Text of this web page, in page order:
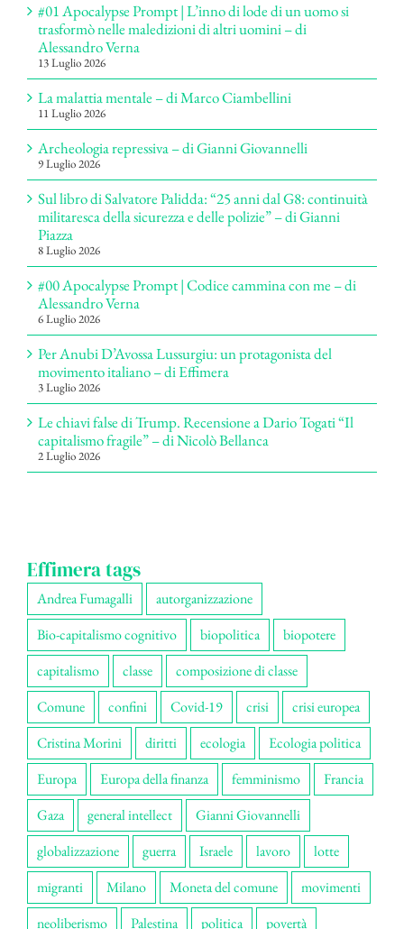
#01 Apocalypse Prompt | L’inno di lode di un uomo si
trasformò nelle maledizioni di altri uomini – di
Alessandro Verna
13 Luglio 2026
La malattia mentale – di Marco Ciambellini
11 Luglio 2026
Archeologia repressiva – di Gianni Giovannelli
9 Luglio 2026
Sul libro di Salvatore Palidda: “25 anni dal G8: continuità
militaresca della sicurezza e delle polizie” – di Gianni
Piazza
8 Luglio 2026
#00 Apocalypse Prompt | Codice cammina con me – di
Alessandro Verna
6 Luglio 2026
Per Anubi D’Avossa Lussurgiu: un protagonista del
movimento italiano – di Effimera
3 Luglio 2026
Le chiavi false di Trump. Recensione a Dario Togati “Il
capitalismo fragile” – di Nicolò Bellanca
2 Luglio 2026
Effimera tags
Andrea Fumagalli
autorganizzazione
Bio-capitalismo cognitivo
biopolitica
biopotere
capitalismo
classe
composizione di classe
Comune
confini Covid-19 crisi
crisi europea
Cristina Morini
diritti ecologia
Ecologia politica
Europa
Europa della finanza femminismo
Francia
Gaza
general intellect
Gianni Giovannelli
globalizzazione
guerra Israele lavoro
lotte
migranti
Milano Moneta del comune
movimenti
neoliberismo
Palestina politica povertà